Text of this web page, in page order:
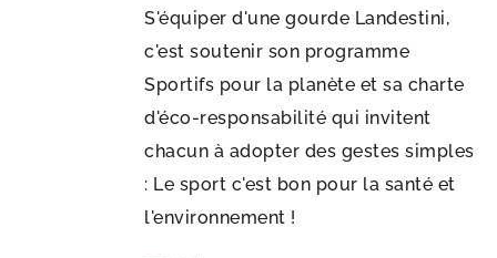
S'équiper d'une gourde Landestini,
c'est soutenir son programme
Sportifs pour la planète et sa charte
d'éco-responsabilité qui invitent
chacun à adopter des gestes simples
: Le sport c'est bon pour la santé et
l'environnement !